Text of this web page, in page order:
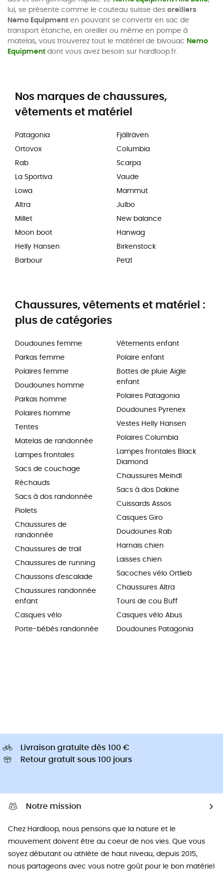
lui, se présente comme le couteau suisse des oreillers
Nemo Equipment en pouvant se convertir en sac de
transport étanche, en oreiller ou même en pompe à
matelas, vous trouverez tout le matériel de bivouac Nemo
Equipment dont vous avez besoin sur hardloop.fr.
Nos marques de chaussures,
vêtements et matériel
Patagonia
Ortovox
Rab
La Sportiva
Lowa
Altra
Millet
Moon boot
Helly Hansen
Barbour
Fjällräven
Columbia
Scarpa
Vaude
Mammut
Julbo
New balance
Hanwag
Birkenstock
Petzl
Chaussures, vêtements et matériel :
plus de catégories
Doudounes femme
Parkas femme
Polaires femme
Doudounes homme
Parkas homme
Polaires homme
Tentes
Matelas de randonnée
Lampes frontales
Sacs de couchage
Réchauds
Sacs à dos randonnée
Piolets
Chaussures de
randonnée
Chaussures de trail
Chaussures de running
Chaussons d'escalade
Chaussures randonnée
enfant
Casques vélo
Porte-bébés randonnée
Vêtements enfant
Polaire enfant
Bottes de pluie Aigle
enfant
Polaires Patagonia
Doudounes Pyrenex
Vestes Helly Hansen
Polaires Columbia
Lampes frontales Black
Diamond
Chaussures Meindl
Sacs à dos Dakine
Cuissards Assos
Casques Giro
Doudounes Rab
Harnais chien
Laisses chien
Sacoches vélo Ortlieb
Chaussures Altra
Tours de cou Buff
Casques vélo Abus
Doudounes Patagonia
Livraison gratuite dès 100 €
Retour gratuit sous 100 jours
Notre mission
Chez Hardloop, nous pensons que la nature et le
mouvement doivent être au coeur de nos vies. Que vous
soyez débutant ou athlète de haut niveau, depuis 2015,
nous partageons avec vous notre goût pour le bon matériel